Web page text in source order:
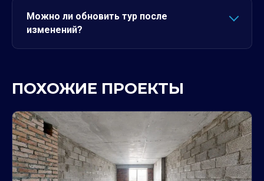
Можно ли обновить тур после
изменений?
ПОХОЖИЕ ПРОЕКТЫ